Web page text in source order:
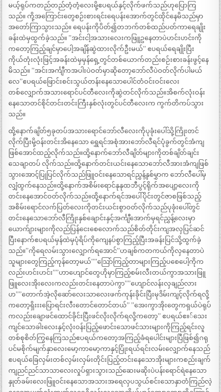
မယ့်ရုပ်ကတည်တည်တံ့တံ့လေးမို့ဧပရယ်နှင့်လိုက်ဖက်သည်ဟုပြောကြ
သည်။ ကို့အကြောင်းတွေစဉ်းစားရင်းရေပန်းအောက်တွင်ထိုင်နေမိသည်မှာ
အတော်ကြာသွားသည်။ ရေပန်းကိုပိတ်၍တဘက်တစ်ထည်ပတ်ကာရေချိုး
ခန်းထဲမှထွက်ခဲ့သည်။ ”အင်းငါ့အသားလေးကဖြူဥနေတာပဲဟင်းဟင်းကို
ကတော့ကြည့်ချင်မှာပေါ့အချိန်ဆွဲထားလိုက်ဦးမယ်” ဧပရယ်ရေချိုးပြီး
ကိုယ်တုံးလုံးဖြင့်အခန်းထဲမှမှန်ရှေ့တွင်တစ်ယောက်တည်းစဉ်းစားခန်းဖွင့်နေ
မိသည်။ ”အင်းအင်္ကျီကအပါးပဲဝတ်မှာဆိုတော့ဘော်လီပဲဝတ်လိုက်ပါမယ်
လေ”ဧပရယ်ဖြောင်းစင်းသွယ်တန်းနေသောပေါင်တံဝင်းဝင်းလေး
တစ်လျှောက်အသားရောင်ပင်တီလေးကိုဆွဲတင်လိုက်သည်။အိစက်လုံးဝန်း
နေသောတင်စိုင်တင်းတင်းကြီးနှစ်လုံးတွင်ပင်တီလေးက ကွက်တိကပ်သွား
သည်။
ထို့နောက်ချိတ်၅ခုတပ်အသားရောင်ဘော်လီလေးကိုပုခုံးပေါ်သို့ကြိုးတင်
လိုက်ပြီးမို့ဝန်းတင်းအိနေသော ရွှေရင်အစုံအားဘော်လီရင်ပုံခွက်တွင်အံကျ
ဖြစ်အောင်ထည့်လိုက်သည်။ထို့နောက်ဘော်လီချိတ်များကိုတစ်ချိတ်ချင်း
သေချာတပ် လိုက်သည်။ထို့နောက်တင်းယင်းနေသောဘော်လီအားအံကျဖြစ်
သွားအောင့်ပြုပြင်လိုက်သည်ဖြူဝင်းနေသောရင်ညွှန့်နှစ်မွှာက ဘော်လီပေါ်မှ
လျှံထွက်နေသည်။ထို့နောက်အစိမ်းရောင်နုနုထဘီပွင့်ရိုက်အပျော့လေးကို
တင်းနေအောင်ဝတ်လိုက်သည်။ထို့နောက်ရင်အပေါ်ပိုင်းတွင်ဇာစဖြစ်သည့်
အစိမ်းရောင်လက်ပြတ်လေးကိုတင်းယင်းစွာဝတ်လိုက်သည်ပုခုံးပေါ်တွင်
တင်းနေသောဘော်လီကြိုးနှစ်ချောင်းနှင့်အင်္ကျီအောက်မှရင်ညွှန့်လေးမှာ
ယောက်ျားများကိုလည်ပြန်ငေးစေလောက်သည်စိတ်တိုင်းကျအလှပြင်ဆင်
ပြီးနောက်ဧပရယ်မှန်ထဲမှပုံရိပ်ကိုကျေနပ်စွာကြည့်ပြီးအခန်းပြင်သို့ထွက်ခဲ့
သည်။”ကိုရေလမ်းသွားလျှောက်ရအောင်”ဟချစ်ကတကယ်ကိုလှနေတာပဲ
သူများတွေကြည့်ကုန်တော့မယ်””သြော်ကြည့်တာများကြည့်ပစေပေါ့ကိုက
လည်းဟင်းဟင်း””ဟာဟျောင်တွေဟိုမှာကြည့်စမ်းလီးတယ်ကွာအသားဖြူ
ဖြူလေးအိုးလေးကလည်းတင်းနေတာပဲကွာ””ဟျောင်လန်းလှချည်လား
ဟ””တောက်အဲ့လိုဆော်လေးသာလေးဖက်ကုန်းခိုင်းပြီးမုဒိမ်းကျင့်လိုက်ရလို့
ကတော့ရှိးးးပြောရင်းလီးတောင်တောင်တယ်” ”အေးကွာအိုးတွေကရှယ်ပဲရုပ်
ကလည်းချောဖင်ထောင်ခိုင်းပြီးဖင်လိုးလိုက်ရလို့ကတော့” ဧပရယ်ဧ။်သေး
ကျင်သောခါးလေးနှင့်လုံးဝန်းပြည့်ဖောင်းသောဖင်သားများကိုကြည့်ရင်းလူ
တစ်စုစိတ်ကြွနေကြသည်ဧပရယ်ကတော့အကြည့်ခံရပေါင်းများပြီဖြစ်၍ဂရု
ပင်မစိုက်မျက်နှာလေးမော့ကာမော့ကာနှင့်ပြုံးရယ်ရင်းလမ်းလျှောက်နေသည်
ဧပရယ်ခြေလှမ်းတစ်လှမ်းလှမ်းတိုင်းပြည့်တင်းနေသောအိုးများကစည်းချက်
ကျညင်ညင်သာသာလေးလှုပ်ရှားသွားသည်ဆေးမဆိုးပဲပန်းရောင်ရဲနေသော
နှုတ်ခမ်းလေးဖြူဝင်းနေသောအသားအရေလှပသွယ်စင်းသောနှာတံကြည်လဲ့